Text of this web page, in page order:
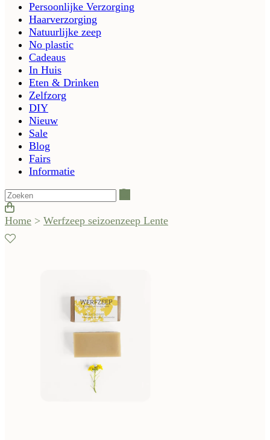
Persoonlijke Verzorging
Haarverzorging
Natuurlijke zeep
No plastic
Cadeaus
In Huis
Eten & Drinken
Zelfzorg
DIY
Nieuw
Sale
Blog
Fairs
Informatie
Home > Werfzeep seizoenzeep Lente